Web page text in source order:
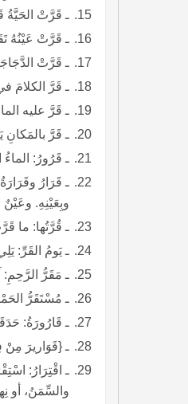
ـ قَرَّتْ الحَيَّةُ
ـ قَرَّتْ عَيْنُهُ تَقَرُّ قَرَّةً وقُرَّةً وقُرُوراً: بَرَدَتْ، وانْقَطَعَ بُكاؤُها، أوْ رَأتْ ما كانَتْ مُتَشَوِّفةً إليه.
ـ قَرَّتْ الدَّجَاجَةُ تَقِرُّ قَرّاً وقَريراً: قَطَعَتْ
ـ قَرَّ الكلامَ في أُذُنِه قَرّاً: فَرَّغَهُ، أوْ سَارَّهُ.
ـ قَرَّ عليه الماءَ: صَبَّهُ.
ـ قَرَّ بالمَكانِ يَقَرُّ قَراراً وقُرُوراً وقَرّاً وتَقِرَّةً: ثَبَتَ، وسَكَنَ، كاسْتَقَرَّ وتَقَارَّ. وأقَرَّهُ فيه وعليه وقَرَّرَهُ.
ـ قَرُورُ: الماءُ الباردُ، والمرأةُ
وبِعَيْنِهِ.
ـ قُرَّتُها: ما
ـ يَومُ القَرِّ:
ـ مَقَرُّ الرَّحِمِ:
ـ مُسْتَقَرُّ
ـ قَارُورَةُ: حَدَقَةُ العَيْنِ، وما قَرَّ
ـ {قَوَاريرَ
والسِّمَنُ، أو